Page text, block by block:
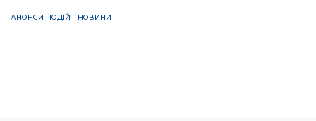
АНОНСИ ПОДІЙ НОВИНИ